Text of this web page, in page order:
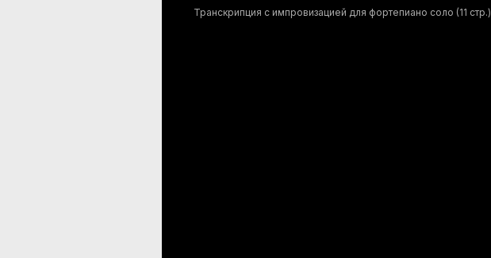
Транскрипция с импровизацией для фортепиано соло (11 стр.)